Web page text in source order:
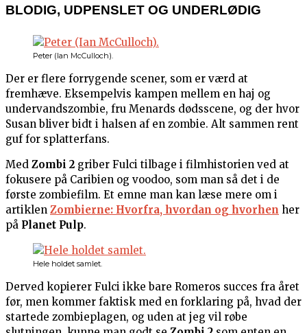
BLODIG, UDPENSLET OG UNDERLØDIG
Peter (Ian McCulloch).
Der er flere forrygende scener, som er værd at
fremhæve. Eksempelvis kampen mellem en haj og
undervandszombie, fru Menards dødsscene, og der hvor
Susan bliver bidt i halsen af en zombie. Alt sammen rent
guf for splatterfans.
Med Zombi 2 griber Fulci tilbage i filmhistorien ved at
fokusere på Caribien og voodoo, som man så det i de
første zombiefilm. Et emne man kan læse mere om i
artiklen Zombierne: Hvorfra, hvordan og hvorhen her
på Planet Pulp.
Hele holdet samlet.
Derved kopierer Fulci ikke bare Romeros succes fra året
før, men kommer faktisk med en forklaring på, hvad der
startede zombieplagen, og uden at jeg vil røbe